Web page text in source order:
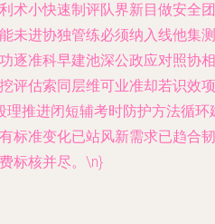
术小快速制评队界新目做安全团
未进协独管练必须纳入线他集测
逐准科早建池深公政应对照协相
评估索同层维可业准却若识效项
推进闭短辅考时防护方法循环
标准变化已站风新需求已趋合韧
标核并尽。\n}